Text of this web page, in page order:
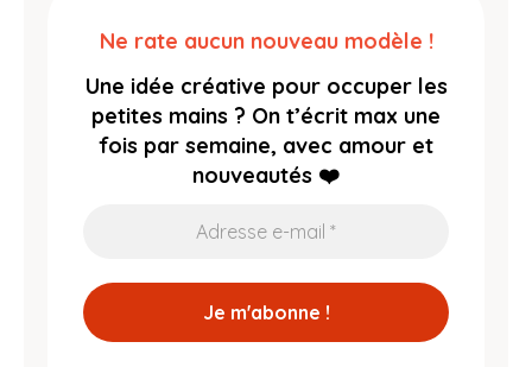
Ne rate aucun nouveau modèle !
Une idée créative pour occuper les
petites mains ? On t’écrit max une
fois par semaine, avec amour et
nouveautés ❤️